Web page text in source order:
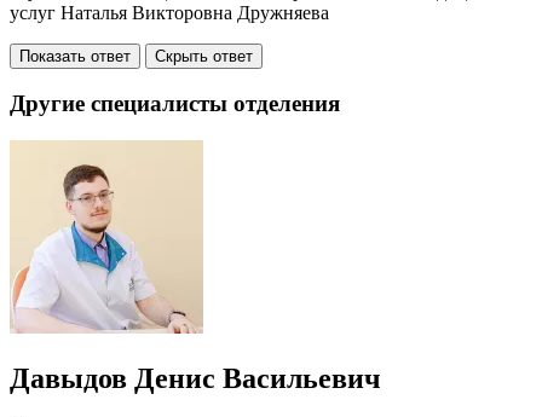
услуг Наталья Викторовна Дружняева
Показать ответ Скрыть ответ
Другие специалисты отделения
Давыдов Денис Васильевич